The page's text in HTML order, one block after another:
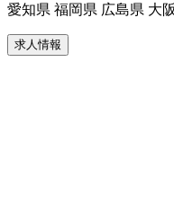
愛知県 福岡県 広島県 大
求人情報